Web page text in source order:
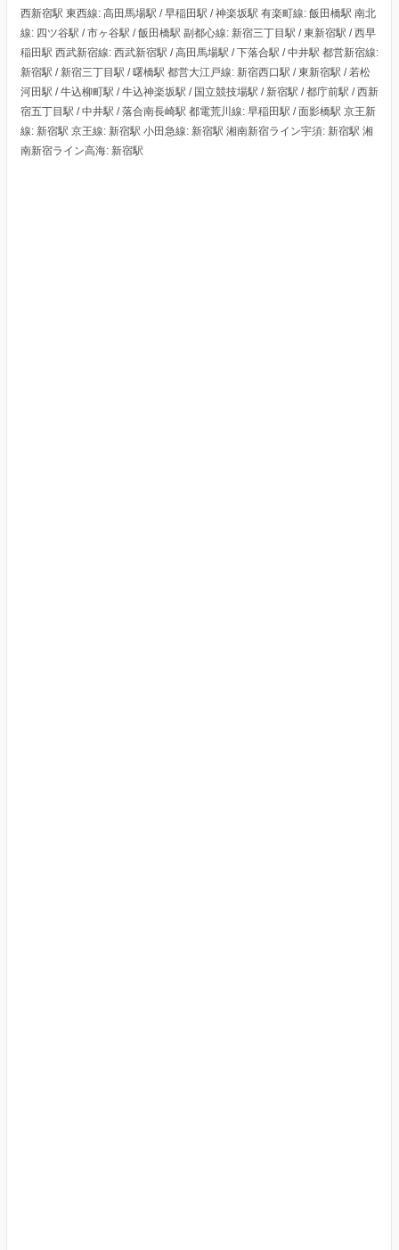
西新宿駅 東西線: 高田馬場駅 / 早稲田駅 / 神楽坂駅 有楽町線: 飯田橋駅 南北
線: 四ツ谷駅 / 市ヶ谷駅 / 飯田橋駅 副都心線: 新宿三丁目駅 / 東新宿駅 / 西早
稲田駅 西武新宿線: 西武新宿駅 / 高田馬場駅 / 下落合駅 / 中井駅 都営新宿線:
新宿駅 / 新宿三丁目駅 / 曙橋駅 都営大江戸線: 新宿西口駅 / 東新宿駅 / 若松
河田駅 / 牛込柳町駅 / 牛込神楽坂駅 / 国立競技場駅 / 新宿駅 / 都庁前駅 / 西新
宿五丁目駅 / 中井駅 / 落合南長崎駅 都電荒川線: 早稲田駅 / 面影橋駅 京王新
線: 新宿駅 京王線: 新宿駅 小田急線: 新宿駅 湘南新宿ライン宇須: 新宿駅 湘
南新宿ライン高海: 新宿駅